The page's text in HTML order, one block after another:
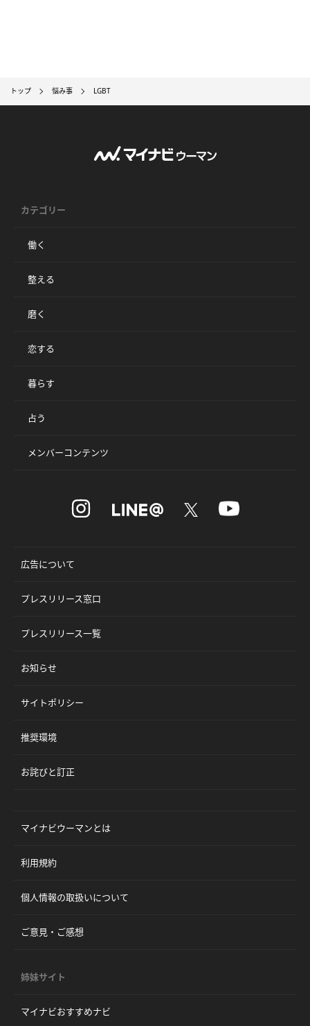
トップ 悩み事 LGBT
カテゴリー
働く
整える
磨く
恋する
暮らす
占う
メンバーコンテンツ
広告について
プレスリリース窓口
プレスリリース一覧
お知らせ
サイトポリシー
推奨環境
お詫びと訂正
マイナビウーマンとは
利用規約
個人情報の取扱いについて
ご意見・ご感想
姉妹サイト
マイナビおすすめナビ